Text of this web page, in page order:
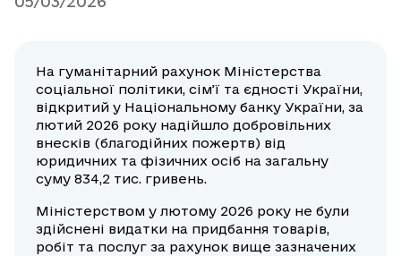
На гуманітарний рахунок Міністерства
соціальної політики, сім’ї та єдності України,
відкритий у Національному банку України, за
лютий 2026 року надійшло добровільних
внесків (благодійних пожертв) від
юридичних та фізичних осіб на загальну
суму 834,2 тис. гривень.
Міністерством у лютому 2026 року не були
здійснені видатки на придбання товарів,
робіт та послуг за рахунок вище зазначених